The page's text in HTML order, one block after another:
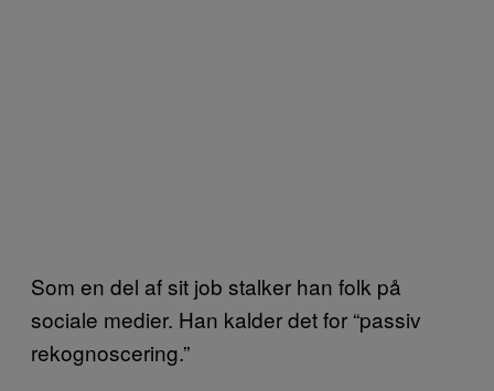
Som en del af sit job stalker han folk på
sociale medier. Han kalder det for “passiv
rekognoscering.”